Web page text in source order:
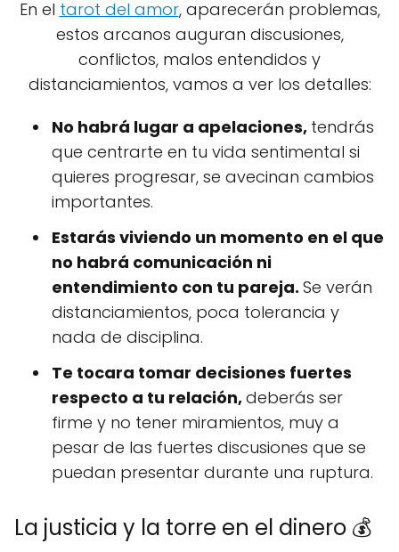
En el tarot del amor, aparecerán problemas,
estos arcanos auguran discusiones,
conflictos, malos entendidos y
distanciamientos, vamos a ver los detalles:
No habrá lugar a apelaciones, tendrás
que centrarte en tu vida sentimental si
quieres progresar, se avecinan cambios
importantes.
Estarás viviendo un momento en el que
no habrá comunicación ni
entendimiento con tu pareja. Se verán
distanciamientos, poca tolerancia y
nada de disciplina.
Te tocara tomar decisiones fuertes
respecto a tu relación,deberás ser
firme y no tener miramientos, muy a
pesar de las fuertes discusiones que se
puedan presentar durante una ruptura.
La justicia y la torre en el dinero 💰